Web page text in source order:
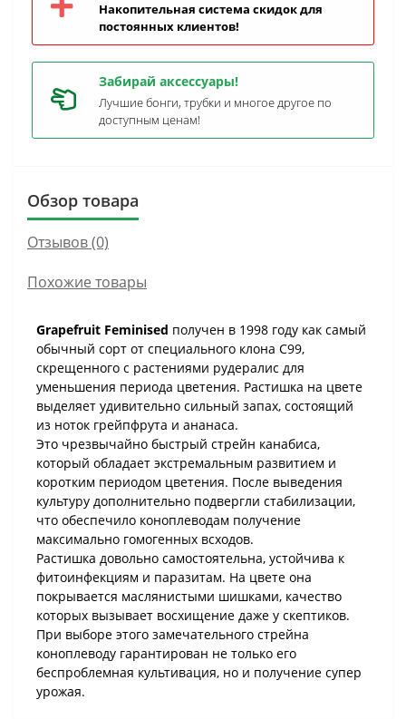
Накопительная система скидок для
постоянных клиентов!
Забирай аксессуары!
Лучшие бонги, трубки и многое другое по
доступным ценам!
Обзор товара
Отзывов (0)
Похожие товары
Grapefruit Feminised получен в 1998 году как самый
обычный сорт от специального клона C99,
скрещенного с растениями рудералис для
уменьшения периода цветения. Растишка на цвете
выделяет удивительно сильный запах, состоящий
из ноток грейпфрута и ананаса.
Это чрезвычайно быстрый стрейн канабиса,
который обладает экстремальным развитием и
коротким периодом цветения. После выведения
культуру дополнительно подвергли стабилизации,
что обеспечило коноплеводам получение
максимально гомогенных всходов.
Растишка довольно самостоятельна, устойчива к
фитоинфекциям и паразитам. На цвете она
покрывается маслянистыми шишками, качество
которых вызывает восхищение даже у скептиков.
При выборе этого замечательного стрейна
коноплеводу гарантирован не только его
беспроблемная культивация, но и получение супер
урожая.